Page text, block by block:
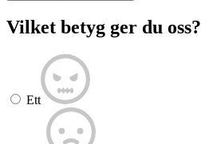
Vilket betyg ger du oss?
Ett